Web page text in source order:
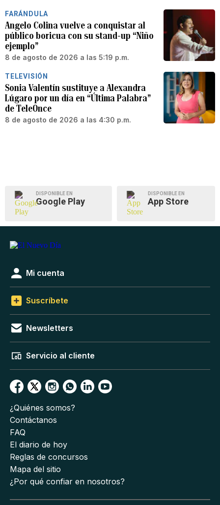
FARÁNDULA
Angelo Colina vuelve a conquistar al
público boricua con su stand-up “Niño
ejemplo”
8 de agosto de 2026 a las 5:19 p.m.
TELEVISIÓN
Sonia Valentín sustituye a Alexandra
Lúgaro por un día en “Última Palabra”
de TeleOnce
8 de agosto de 2026 a las 4:30 p.m.
DISPONIBLE EN
Google Play
DISPONIBLE EN
App Store
Mi cuenta
Suscríbete
Newsletters
Servicio al cliente
¿Quiénes somos?
Contáctanos
FAQ
El diario de hoy
Reglas de concursos
Mapa del sitio
¿Por qué confiar en nosotros?